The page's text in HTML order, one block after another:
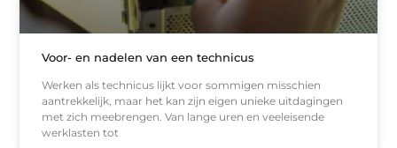
Voor- en nadelen van een technicus
Werken als technicus lijkt voor sommigen misschien
aantrekkelijk, maar het kan zijn eigen unieke uitdagingen
met zich meebrengen. Van lange uren en veeleisende
werklasten tot